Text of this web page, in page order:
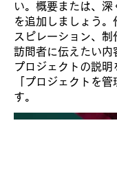
い。概要または、深
を追加しましょう。
スピレーション、制
訪問者に伝えたい内
プロジェクトの説明
「プロジェクトを
す。